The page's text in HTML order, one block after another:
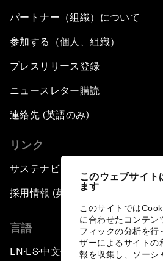
このウェブサイ
ます
このサイトでは
に合わせたコンテン
フィックの分析を行
ザーによるサイトの
報を収集し、ソーシ
パートナー（組織）について
参加する（個人、組織）
プレスリリース登録
ニュースレター購読
連絡先 (英語のみ)
リンク
サステナビリティへの取り組み
採用情報 (英語のみ)
言語
EN ▪ES▪中文▪ 日本語